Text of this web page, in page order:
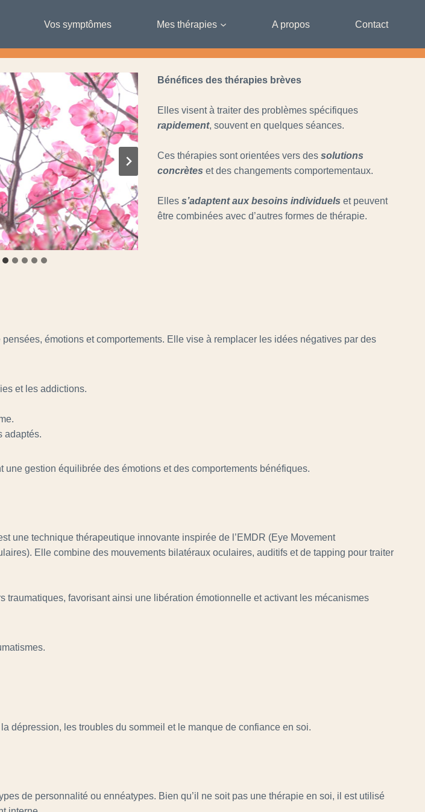
Vos symptômes Mes thérapies A propos Contact
Bénéfices des thérapies brèves
Elles visent à traiter des problèmes spécifiques
rapidement, souvent en quelques séances.
Ces thérapies sont orientées vers dessolutions
concrètes et des changements comportementaux.
Elless’adaptent aux besoins individuelset peuvent
être combinées avec d’autres formes de thérapie.
émotions et comportements. Elle vise à remplacer les idées négatives par des
et les addictions.
adaptés.
gestion équilibrée des émotions et des comportements bénéfiques.
une technique thérapeutique innovante inspirée de l’EMDR (Eye Movement
Elle combine des mouvements bilatéraux oculaires, auditifs et de tapping pour traiter
favorisant ainsi une libération émotionnelle et activant les mécanismes
dépression, les troubles du sommeil et le manque de confiance en soi.
de personnalité ou ennéatypes. Bien qu’il ne soit pas une thérapie en soi, il est utilisé